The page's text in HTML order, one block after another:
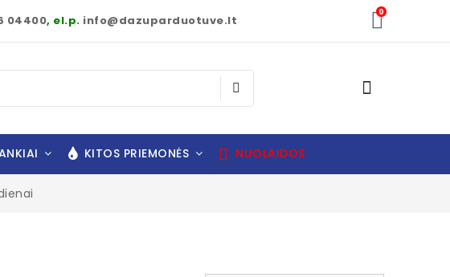
04400, el.p. info@dazuparduotuve.lt
0
KITOS PRIEMONĖS NUOLAIDOS